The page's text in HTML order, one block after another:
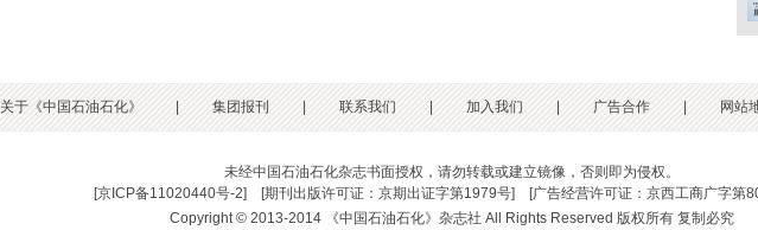
关于《中国石油石化》 集团报刊 联系我们 加入我们 广告合作 网站
未经中国石油石化杂志书面授权，请勿转载或建立镜像，否则即为侵权。
[京ICP备11020440号-2] [期刊出版许可证：京期出证字第1979号] [广告经营许可证：京西工商广字第
Copyright © 2013-2014 《中国石油石化》杂志社 All Rights Reserved 版权所有 复制必究